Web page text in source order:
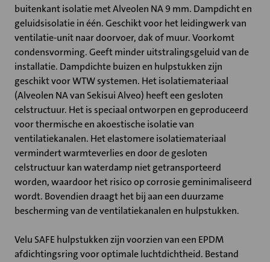
buitenkant isolatie met Alveolen NA 9 mm. Dampdicht en
geluidsisolatie in één. Geschikt voor het leidingwerk van
ventilatie-unit naar doorvoer, dak of muur. Voorkomt
condensvorming. Geeft minder uitstralingsgeluid van de
installatie. Dampdichte buizen en hulpstukken zijn
geschikt voor WTW systemen. Het isolatiemateriaal
(Alveolen NA van Sekisui Alveo) heeft een gesloten
celstructuur. Het is speciaal ontworpen en geproduceerd
voor thermische en akoestische isolatie van
ventilatiekanalen. Het elastomere isolatiemateriaal
vermindert warmteverlies en door de gesloten
celstructuur kan waterdamp niet getransporteerd
worden, waardoor het risico op corrosie geminimaliseerd
wordt. Bovendien draagt het bij aan een duurzame
bescherming van de ventilatiekanalen en hulpstukken.
Velu SAFE hulpstukken zijn voorzien van een EPDM
afdichtingsring voor optimale luchtdichtheid. Bestand